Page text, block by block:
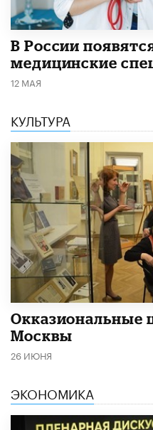
В России
медицинские
12 МАЯ
КУЛЬТУРА
​Окказиональные
Москвы
26 ИЮНЯ
ЭКОНОМИКА